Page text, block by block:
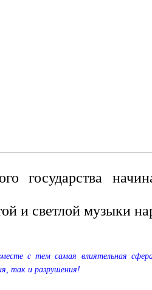
государства
и светлой музыки
с тем самая влиятельная
так и разрушения!